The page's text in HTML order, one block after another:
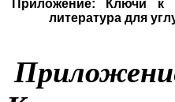
Приложение: Ключи к
литература для